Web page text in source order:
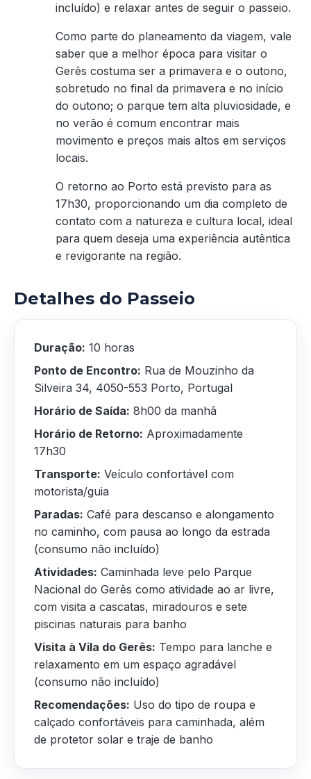
incluído) e relaxar antes de seguir o passeio.
Como parte do planeamento da viagem, vale
saber que a melhor época para visitar o
Gerês costuma ser a primavera e o outono,
sobretudo no final da primavera e no início
do outono; o parque tem alta pluviosidade, e
no verão é comum encontrar mais
movimento e preços mais altos em serviços
locais.
O retorno ao Porto está previsto para as
17h30, proporcionando um dia completo de
contato com a natureza e cultura local, ideal
para quem deseja uma experiência autêntica
e revigorante na região.
Detalhes do Passeio
Duração: 10 horas
Ponto de Encontro: Rua de Mouzinho da
Silveira 34, 4050-553 Porto, Portugal
Horário de Saída: 8h00 da manhã
Horário de Retorno: Aproximadamente
17h30
Transporte: Veículo confortável com
motorista/guia
Paradas: Café para descanso e alongamento
no caminho, com pausa ao longo da estrada
(consumo não incluído)
Atividades: Caminhada leve pelo Parque
Nacional do Gerês como atividade ao ar livre,
com visita a cascatas, miradouros e sete
piscinas naturais para banho
Visita à Vila do Gerês: Tempo para lanche e
relaxamento em um espaço agradável
(consumo não incluído)
Recomendações: Uso do tipo de roupa e
calçado confortáveis para caminhada, além
de protetor solar e traje de banho